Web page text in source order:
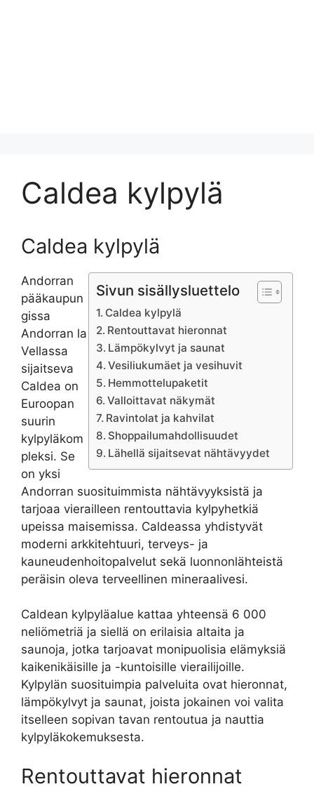
Caldea kylpylä
Caldea kylpylä
Sivun sisällysluettelo
Caldea kylpylä
Rentouttavat hieronnat
Lämpökylvyt ja saunat
Vesiliukumäet ja vesihuvit
Hemmottelupaketit
Valloittavat näkymät
Ravintolat ja kahvilat
Shoppailumahdollisuudet
Lähellä sijaitsevat nähtävyydet
Andorran
pääkaupun
gissa
Andorran la
Vellassa
sijaitseva
Caldea on
Euroopan
suurin
kylpyläkom
pleksi. Se
on yksi
Andorran suosituimmista nähtävyyksistä ja
tarjoaa vierailleen rentouttavia kylpyhetkiä
upeissa maisemissa. Caldeassa yhdistyvät
moderni arkkitehtuuri, terveys- ja
kauneudenhoitopalvelut sekä luonnonlähteistä
peräisin oleva terveellinen mineraalivesi.
Caldean kylpyläalue kattaa yhteensä 6 000
neliömetriä ja siellä on erilaisia altaita ja
saunoja, jotka tarjoavat monipuolisia elämyksiä
kaikenikäisille ja -kuntoisille vierailijoille.
Kylpylän suosituimpia palveluita ovat hieronnat,
lämpökylvyt ja saunat, joista jokainen voi valita
itselleen sopivan tavan rentoutua ja nauttia
kylpyläkokemuksesta.
Rentouttavat hieronnat